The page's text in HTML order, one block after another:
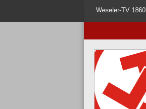
Weseler-TV 1860